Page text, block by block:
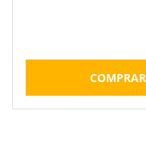
COMPRAR